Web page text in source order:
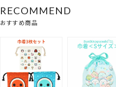
ランチクロス3枚組＜スポンジ・ボブ
RECOMMEND
おすすめ商品